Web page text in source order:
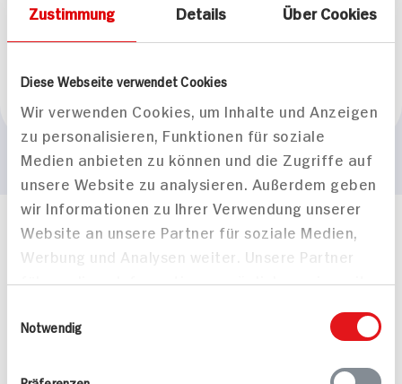
Zustimmung Details Über Cookies
Diese Webseite verwendet Cookies
Wir verwenden Cookies, um Inhalte und Anzeigen
zu personalisieren, Funktionen für soziale
Medien anbieten zu können und die Zugriffe auf
unsere Website zu analysieren. Außerdem geben
wir Informationen zu Ihrer Verwendung unserer
Website an unsere Partner für soziale Medien,
Werbung und Analysen weiter. Unsere Partner
führen diese Informationen möglicherweise mit
bereitgestellt haben oder die sie im Rahmen
Notwendig
Eigenschaften
Vegan BIO HIT
Marke
Cosmea
Häufig gestellte Fragen
Mehr Informationen in unserem FAQ
(0228) 42967 0